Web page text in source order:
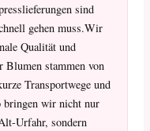
sind
gehen muss.Wir
Qualität und
Blumen stammen von
Transportwege und
bringen wir nicht nur
Urfahr, sondern